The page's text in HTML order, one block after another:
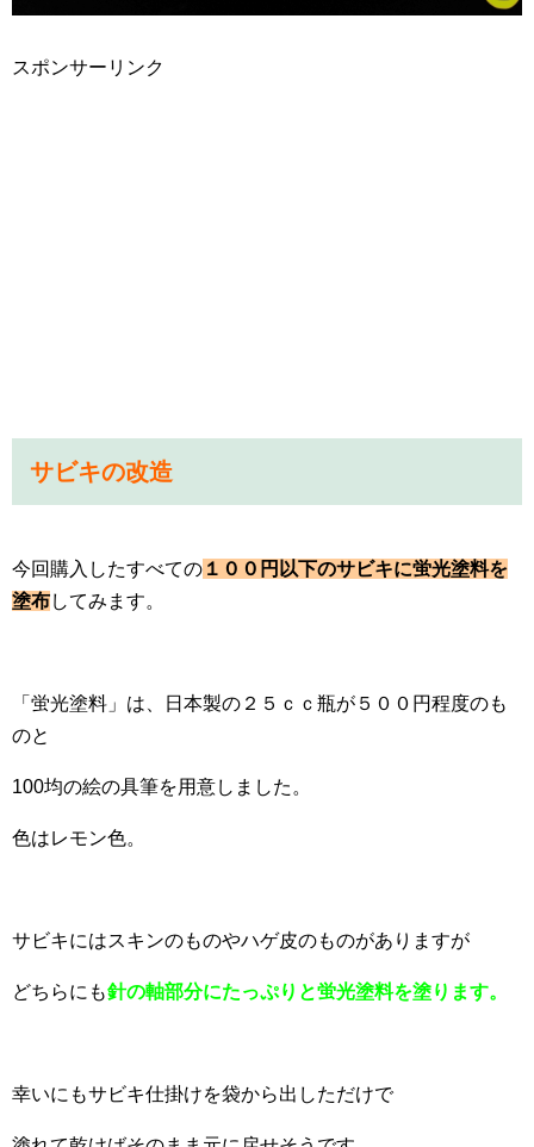
スポンサーリンク
サビキの改造
今回購入したすべての １００円以下のサビキに蛍光塗料を
塗布してみます。
「蛍光塗料」は、日本製の２５ｃｃ瓶が５００円程度のも
のと
100均の絵の具筆を用意しました。
色はレモン色。
サビキにはスキンのものやハゲ皮のものがありますが
どちらにも針の軸部分にたっぷりと蛍光塗料を塗ります。
幸いにもサビキ仕掛けを袋から出しただけで